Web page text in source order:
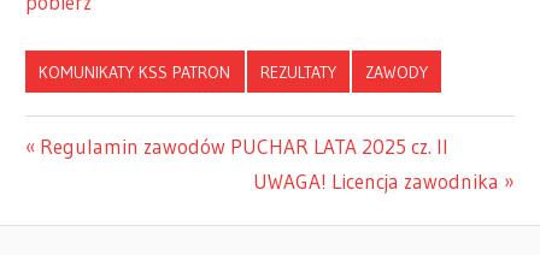
KOMUNIKATY KSS PATRON REZULTATY ZAWODY
wpisu
Previous
Regulamin zawodów PUCHAR LATA 2025 cz. II
Next
UWAGA! Licencja zawodnika